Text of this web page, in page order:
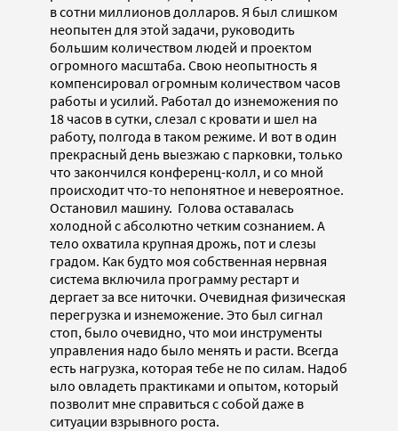
в сотни миллионов долларов. Я был слишком
неопытен для этой задачи, руководить
большим количеством людей и проектом
огромного масштаба. Свою неопытность я
компенсировал огромным количеством часов
работы и усилий. Работал до изнеможения по
18 часов в сутки, слезал с кровати и шел на
работу, полгода в таком режиме. И вот в один
прекрасный день выезжаю с парковки, только
что закончился конференц-колл, и со мной
происходит что-то непонятное и невероятное.
Остановил машину. Голова оставалась
холодной с абсолютно четким сознанием. А
тело охватила крупная дрожь, пот и слезы
градом. Как будто моя собственная нервная
система включила программу рестарт и
дергает за все ниточки. Очевидная физическая
перегрузка и изнеможение. Это был сигнал
стоп, было очевидно, что мои инструменты
управления надо было менять и расти. Всегда
есть нагрузка, которая тебе не по силам. Надоб
ыло овладеть практиками и опытом, который
позволит мне справиться с собой даже в
ситуации взрывного роста.